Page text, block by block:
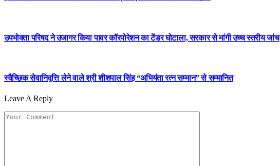
उपभोक्ता परिषद ने उजागर किया पावर कॉरपोरेशन का टेंडर घोटाला, सरकार से मांगी उच्च स्तरीय जांच
स्वैच्छिक सेवानिवृत्ति लेने वाले श्री शीशपाल सिंह “अभियंता रत्न सम्मान” से सम्मानित
Leave A Reply